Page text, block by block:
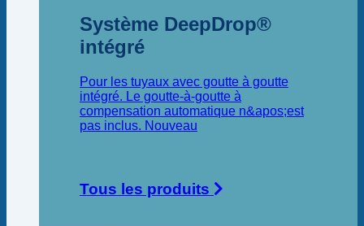
Système DeepDrop®
intégré
Pour les tuyaux avec goutte à goutte
intégré. Le goutte-à-goutte à
compensation automatique n&apos;est
pas inclus.
Tous les produits